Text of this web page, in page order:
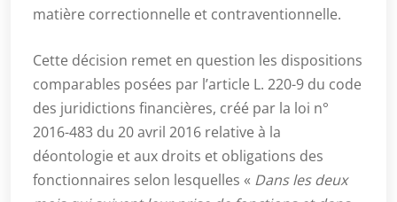
matière correctionnelle et contraventionnelle.
Cette décision remet en question les dispositions
comparables posées par l’article L. 220-9 du code
des juridictions financières, créé par la loi n°
2016-483 du 20 avril 2016 relative à la
déontologie et aux droits et obligations des
fonctionnaires selon lesquelles « Dans les deux